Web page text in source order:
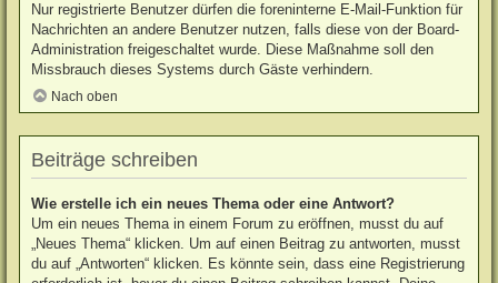
Nur registrierte Benutzer dürfen die foreninterne E-Mail-Funktion für
Nachrichten an andere Benutzer nutzen, falls diese von der Board-
Administration freigeschaltet wurde. Diese Maßnahme soll den
Missbrauch dieses Systems durch Gäste verhindern.
Nach oben
Beiträge schreiben
Wie erstelle ich ein neues Thema oder eine Antwort?
Um ein neues Thema in einem Forum zu eröffnen, musst du auf
„Neues Thema“ klicken. Um auf einen Beitrag zu antworten, musst
du auf „Antworten“ klicken. Es könnte sein, dass eine Registrierung